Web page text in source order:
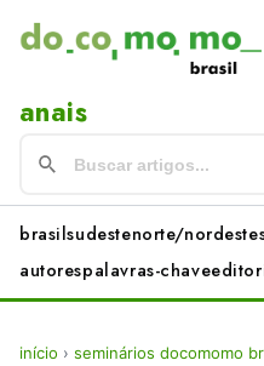
anais
brasilsudestenorte/nordeste
autorespalavras-chave
início › seminários docomomo